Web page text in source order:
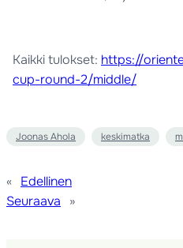
Kaikki tulokset: https://
cup-round-2/middle/
Joonas Ahola keskimatka
« Edellinen
Seuraava
»